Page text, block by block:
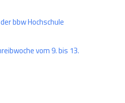
bbw Hochschule
vom 9. bis 13.